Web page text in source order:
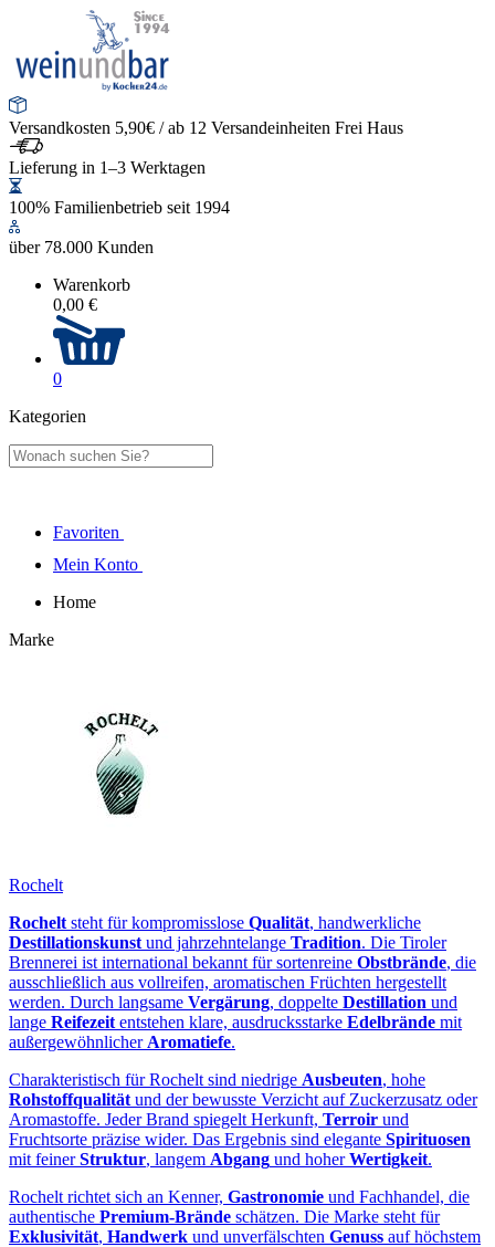
Versandkosten 5,90€ / ab 12 Versandeinheiten Frei Haus
Lieferung in 1–3 Werktagen
100% Familienbetrieb seit 1994
über 78.000 Kunden
Warenkorb
0,00 €
0
Kategorien
Favoriten
Mein Konto
Home
Marke
Rochelt
Rochelt steht für kompromisslose Qualität, handwerkliche
Destillationskunst und jahrzehntelange Tradition. Die Tiroler
Brennerei ist international bekannt für sortenreine Obstbrände, die
ausschließlich aus vollreifen, aromatischen Früchten hergestellt
werden. Durch langsame Vergärung, doppelte Destillation und
lange Reifezeit entstehen klare, ausdrucksstarke Edelbrände mit
außergewöhnlicher Aromatiefe.
Charakteristisch für Rochelt sind niedrige Ausbeuten, hohe
Rohstoffqualität und der bewusste Verzicht auf Zuckerzusatz oder
Aromastoffe. Jeder Brand spiegelt Herkunft, Terroir und
Fruchtsorte präzise wider. Das Ergebnis sind elegante Spirituosen
mit feinerStruktur, langem Abgang und hoherWertigkeit.
Rochelt richtet sich an Kenner, Gastronomie und Fachhandel, die
authentische Premium‑Brände schätzen. Die Marke steht für
Exklusivität, Handwerk und unverfälschten Genuss auf höchstem